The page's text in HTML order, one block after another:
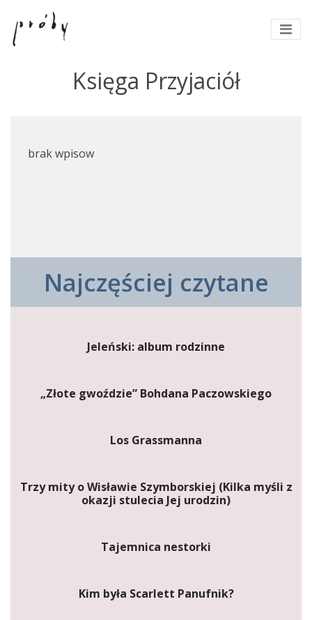
Księga Przyjaciół
brak wpisow
Najczęściej czytane
Jeleński: album rodzinne
„Złote gwoździe” Bohdana Paczowskiego
Los Grassmanna
Trzy mity o Wisławie Szymborskiej (Kilka myśli z
okazji stulecia Jej urodzin)
Tajemnica nestorki
Kim była Scarlett Panufnik?